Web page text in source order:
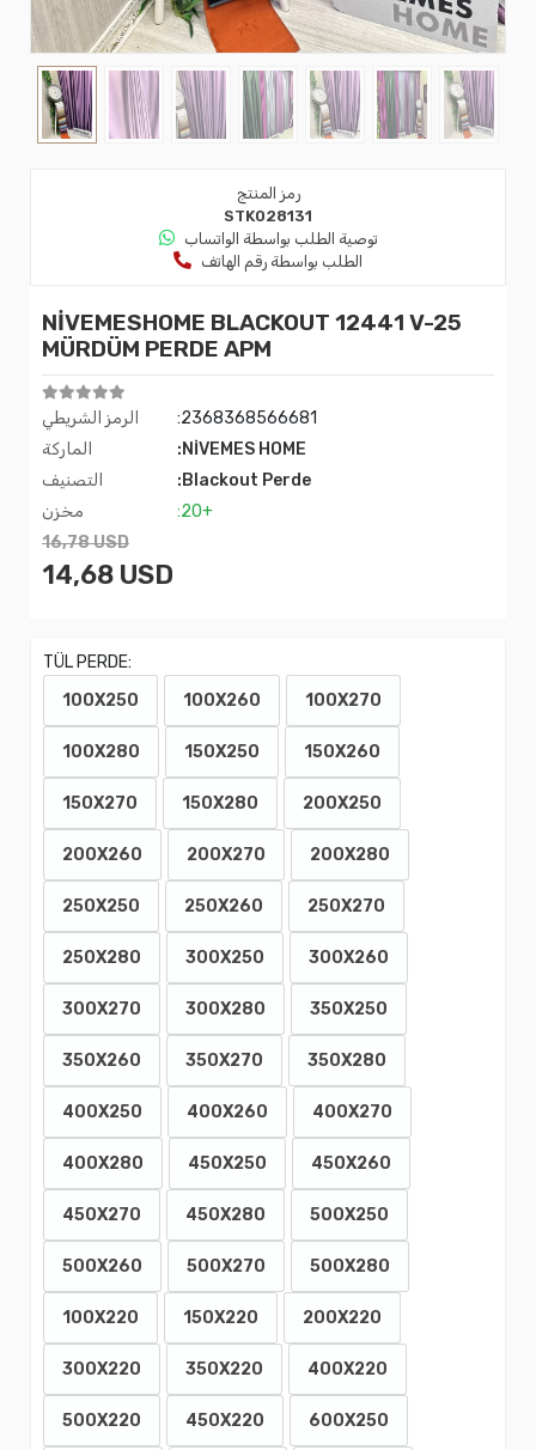
رمز المنتج
STK028131
توصية الطلب بواسطة الواتساب
الطلب بواسطة رقم الهاتف
NİVEMESHOME BLACKOUT 12441 V-25
MÜRDÜM PERDE APM
الرمز الشريطي
:2368368566681
الماركة
:NİVEMES HOME
التصنيف
:Blackout Perde
مخزن
:20+
16,78 USD
14,68 USD
TÜL PERDE:
100X250
100X260 100X270
100X280 150X250 150X260
150X270 150X280 200X250
200X260 200X270 200X280
250X250 250X260 250X270
250X280 300X250 300X260
300X270 300X280 350X250
350X260 350X270 350X280
400X250 400X260 400X270
400X280 450X250 450X260
450X270 450X280 500X250
500X260 500X270 500X280
100X220 150X220 200X220
300X220 350X220 400X220
500X220 450X220 600X250